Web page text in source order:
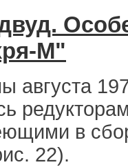
М"
августа
в
22).